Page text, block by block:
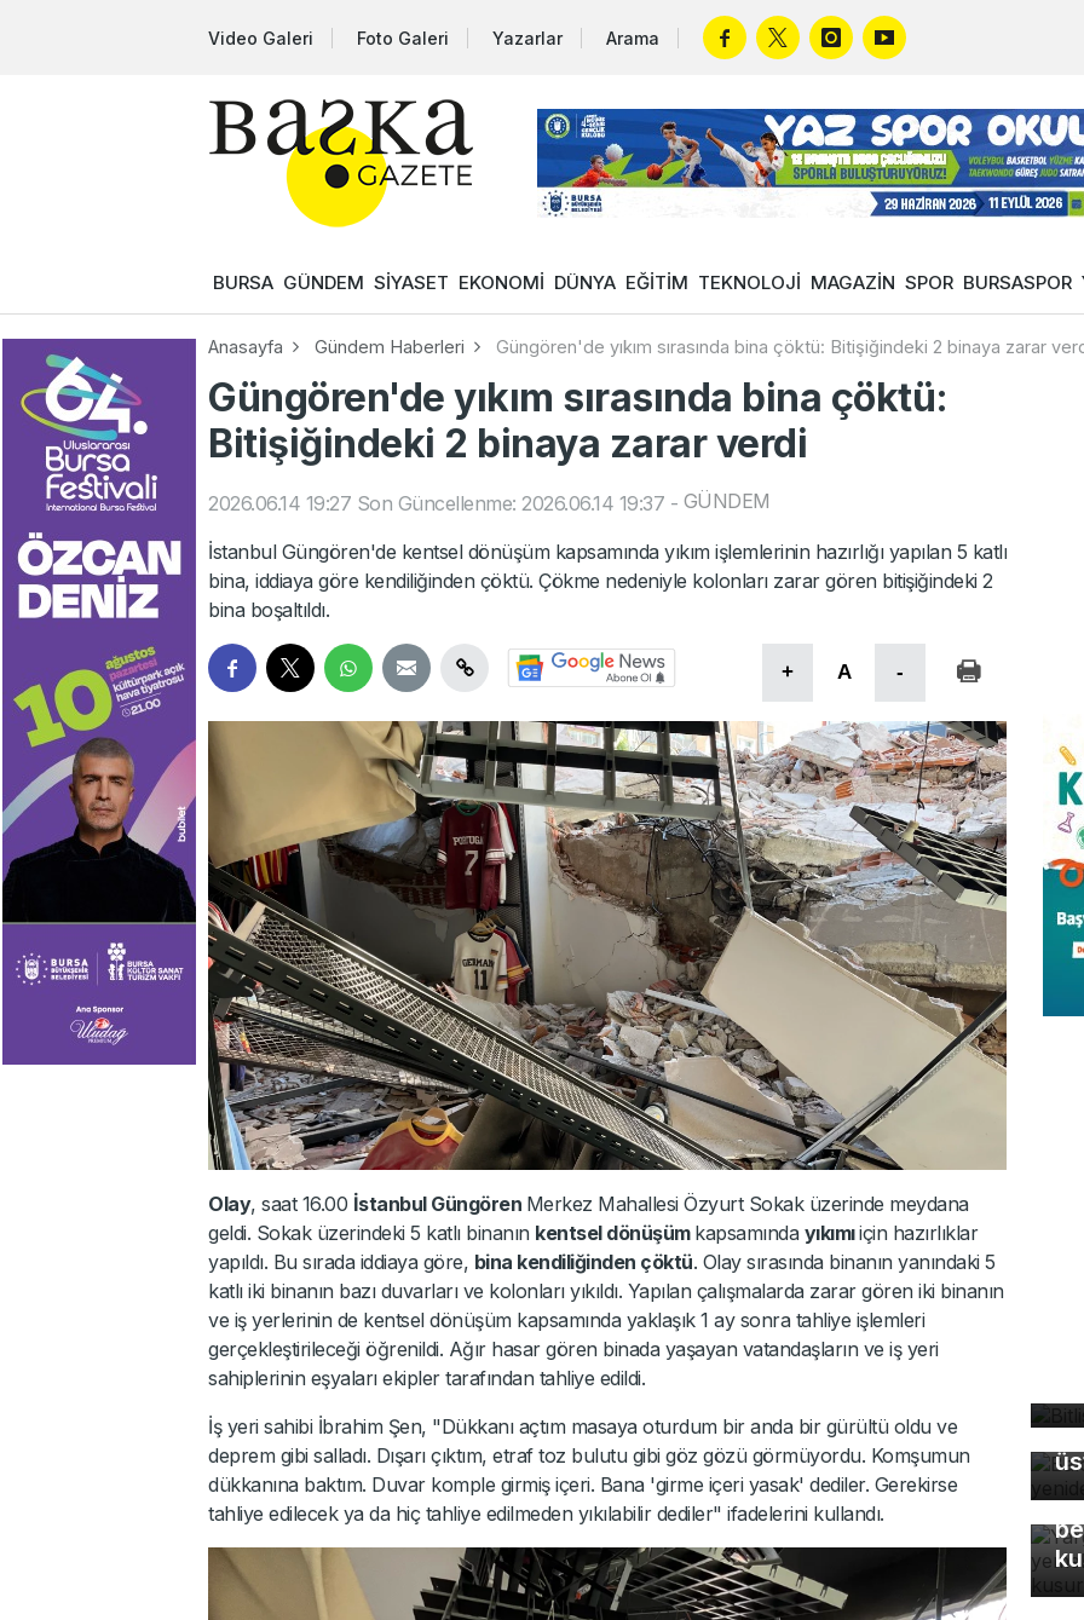
Video Galeri Foto Galeri Yazarlar Arama
BURSA GÜNDEM SİYASET EKONOMİ DÜNYA EĞİTİM TEKNOLOJİ MAGAZİN SPOR BURSASPOR
Anasayfa Gündem Haberleri Güngören'de yıkım sırasında bina çöktü: Bitişiğindeki 2 binaya zarar
Güngören'de yıkım sırasında bina çöktü:
Bitişiğindeki 2 binaya zarar verdi
2026.06.14 19:27 Son Güncellenme: 2026.06.14 19:37 - GÜNDEM
İstanbul Güngören'de kentsel dönüşüm kapsamında yıkım işlemlerinin hazırlığı yapılan 5 katlı
bina, iddiaya göre kendiliğinden çöktü. Çökme nedeniyle kolonları zarar gören bitişiğindeki 2
bina boşaltıldı.
+ A -
Olay, saat 16.00 İstanbul Güngören Merkez Mahallesi Özyurt Sokak üzerinde meydana
geldi. Sokak üzerindeki 5 katlı binanın kentsel dönüşüm kapsamında yıkımıiçin hazırlıklar
yapıldı. Bu sırada iddiaya göre, bina kendiliğinden çöktü. Olay sırasında binanın yanındaki 5
katlı iki binanın bazı duvarları ve kolonları yıkıldı. Yapılan çalışmalarda zarar gören iki binanın
ve iş yerlerinin de kentsel dönüşüm kapsamında yaklaşık 1 ay sonra tahliye işlemleri
gerçekleştirileceği öğrenildi. Ağır hasar gören binada yaşayan vatandaşların ve iş yeri
sahiplerinin eşyaları ekipler tarafından tahliye edildi.
İş yeri sahibi İbrahim Şen, "Dükkanı açtım masaya oturdum bir anda bir gürültü oldu ve
deprem gibi salladı. Dışarı çıktım, etraf toz bulutu gibi göz gözü görmüyordu. Komşumun
dükkanına baktım. Duvar komple girmiş içeri. Bana 'girme içeri yasak' dediler. Gerekirse
tahliye edilecek ya da hiç tahliye edilmeden yıkılabilir dediler" ifadelerini kullandı.